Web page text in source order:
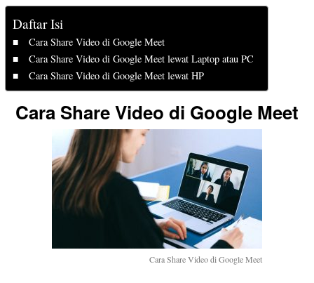
Daftar Isi
Cara Share Video di Google Meet
Cara Share Video di Google Meet lewat Laptop atau PC
Cara Share Video di Google Meet lewat HP
Cara Share Video di Google Meet
Cara Share Video di Google Meet